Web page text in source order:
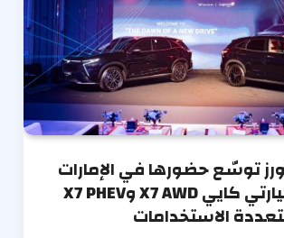
توسّع حضورها في الإمارات
بإطلاق سيارتي كايي X7 AWD وX7 PHEV
الاستخدامات